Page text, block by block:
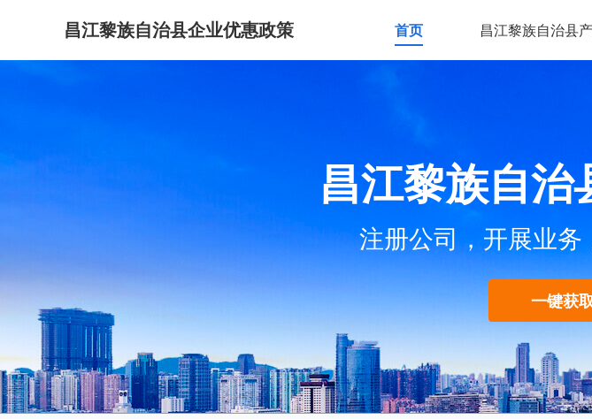
昌江黎族自治县企业优惠政策 首页 昌江黎族自治县
昌江黎族自
注册公司，开展业
一键获